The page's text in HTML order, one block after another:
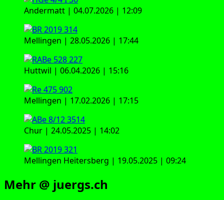
Andermatt | 04.07.2026 | 12:09
Mellingen | 28.05.2026 | 17:44
Huttwil | 06.04.2026 | 15:16
Mellingen | 17.02.2026 | 17:15
Chur | 24.05.2025 | 14:02
Mellingen Heitersberg | 19.05.2025 | 09:24
Mehr @ juergs.ch